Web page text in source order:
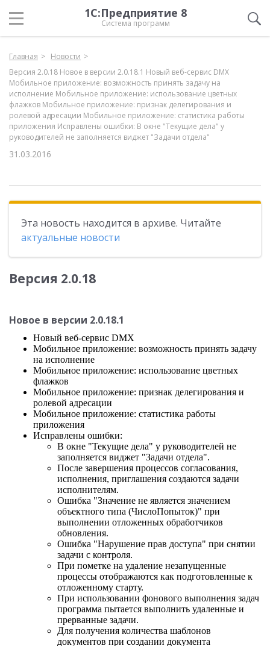
1С:Предприятие 8
Система программ
Главная
Новости
Версия 2.0.18 Новое в версии 2.0.18.1 Новый веб-сервис DMX
Мобильное приложение: возможность принять задачу на
исполнение Мобильное приложение: использование цветных
флажков Мобильное приложение: признак делегирования и
ролевой адресации Мобильное приложение: статистика работы
приложения Исправлены ошибки: В окне "Текущие дела" у
руководителей не заполняется виджет "Задачи отдела"
31.03.2016
Эта новость находится в архиве. Читайте
актуальные новости
Версия 2.0.18
Новое в версии 2.0.18.1
Новый веб-сервис DMX
Мобильное приложение: возможность принять задачу
на исполнение
Мобильное приложение: использование цветных
флажков
Мобильное приложение: признак делегирования и
ролевой адресации
Мобильное приложение: статистика работы
приложения
Исправлены ошибки:
В окне "Текущие дела" у руководителей не
заполняется виджет "Задачи отдела".
После завершения процессов согласования,
исполнения, приглашения создаются задачи
исполнителям.
Ошибка "Значение не является значением
объектного типа (ЧислоПопыток)" при
выполнении отложенных обработчиков
обновления.
Ошибка "Нарушение прав доступа" при снятии
задачи с контроля.
При пометке на удаление незапущенные
процессы отображаются как подготовленные к
отложенному старту.
При использовании фонового выполнения задач
программа пытается выполнить удаленные и
прерванные задачи.
Для получения количества шаблонов
документов при создании документа